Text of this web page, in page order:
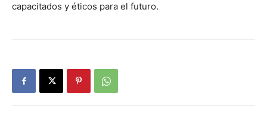
capacitados y éticos para el futuro.